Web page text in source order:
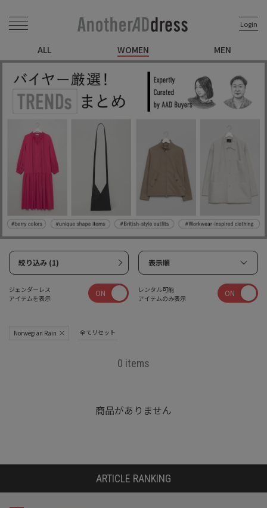
Login
ALL WOMEN MEN
絞り込み (1) 表示順
ジェンダーレス
アイテムを表示
ON
レンタル可能
アイテムのみ表示
ON
Norwegian Rain 全てリセット
0 items
商品がありません
ARTICLE RANKING